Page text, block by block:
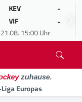
KEV -
VIF -
21.08. 15:00 Uhr
zuhause.
Europas